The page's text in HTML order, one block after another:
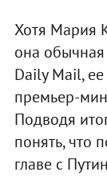
Хотя Мария
она
Daily Mail,
премьер-
Подводя
понять, что
главе с